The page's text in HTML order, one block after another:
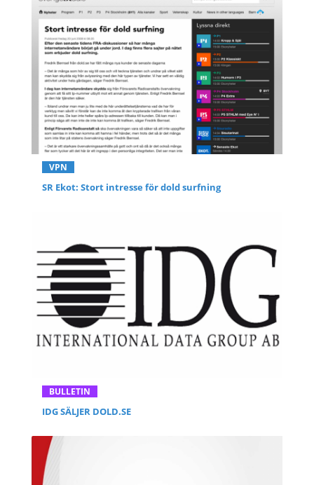
VPN
SR Ekot: Stort intresse för dold surfning
BULLETIN
IDG SÄLJER DOLD.SE